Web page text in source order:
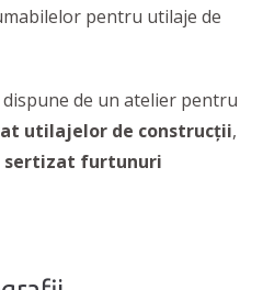
pentru utilaje de
de un atelier pentru
utilajelor de construcții,
sertizat furtunuri